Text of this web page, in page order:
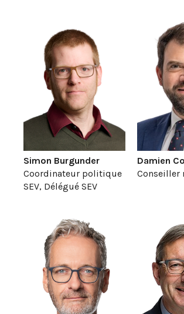
Simon Burgunder
Coordinateur politique
SEV, Délégué SEV
Damien
Conseiller